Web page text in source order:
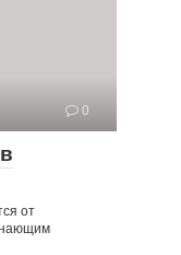
0
от